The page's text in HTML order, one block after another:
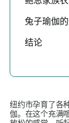
兔子瑜伽
结论
纽约市孕育了各
伽。在这个充满